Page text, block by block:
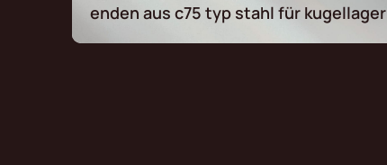
enden aus c75 typ stahl für kugellager